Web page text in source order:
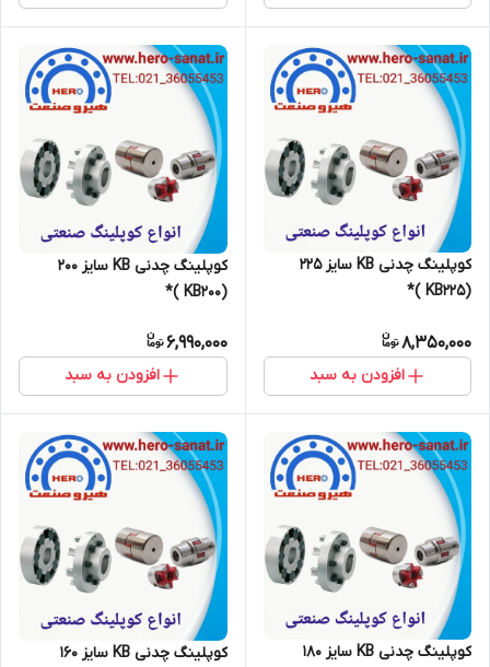
کوپلینگ چدنی KB سایز 225
(KB225 )*
8,350,000
افزودن به سبد
کوپلینگ چدنی KB سایز 200
(KB200 )*
6,990,000
افزودن به سبد
کوپلینگ چدنی KB سایز 180 کوپلینگ چدنی KB سایز 160